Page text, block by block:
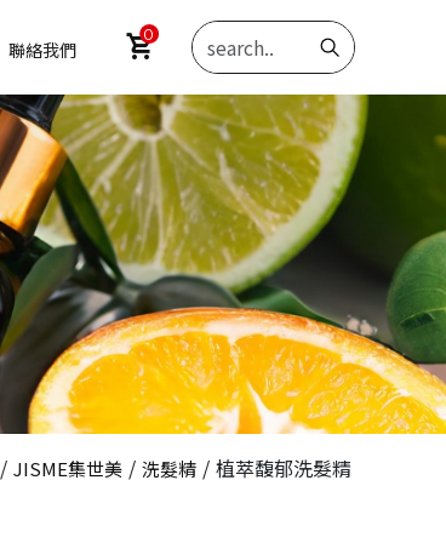
聯絡我們 shopping_cart
0
/ JISME集世美 / 洗髮精 / 植萃馥郁洗髮精